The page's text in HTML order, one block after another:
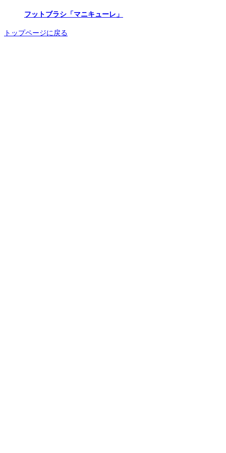
フットブラシ「マニキューレ」
トップページに戻る